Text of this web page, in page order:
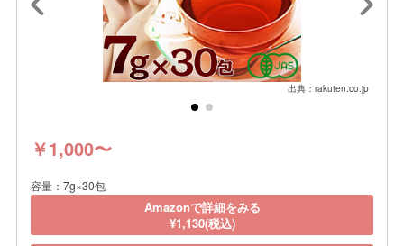
出典：rakuten.co.jp
￥1,000〜
容量：7g×30包
Amazonで詳細をみる
¥1,130(税込)